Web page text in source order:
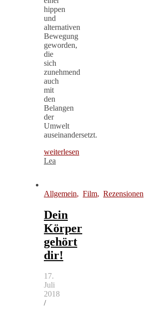
hippen
und
alternativen
Bewegung
geworden,
die
sich
zunehmend
auch
mit
den
Belangen
der
Umwelt
auseinandersetzt.
weiterlesen
Lea
Allgemein, Film, Rezensionen
Dein
Körper
gehört
dir!
17.
Juli
2018
/